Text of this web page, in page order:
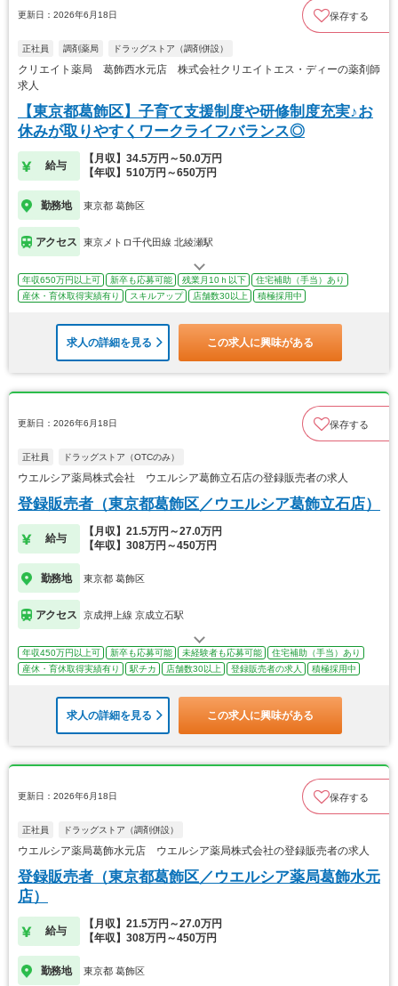
更新日：2026年6月18日 保存する
正社員 調剤薬局 ドラッグストア（調剤併設）
クリエイト薬局 葛飾西水元店 株式会社クリエイトエス・ディーの薬剤師
求人
【東京都葛飾区】子育て支援制度や研修制度充実♪お
休みが取りやすくワークライフバランス◎
給与
【月収】34.5万円～50.0万円
【年収】510万円～650万円
勤務地 東京都 葛飾区
アクセス 東京メトロ千代田線 北綾瀬駅
年収650万円以上可 新卒も応募可能 残業月10ｈ以下
住宅補助（手当）あり
産休・育休取得実績有り
スキルアップ 店舗数30以上 積極採用中
求人の詳細を見る この求人に興味がある
更新日：2026年6月18日 保存する
正社員 ドラッグストア（OTCのみ）
ウエルシア薬局株式会社 ウエルシア葛飾立石店の登録販売者の求人
登録販売者（東京都葛飾区／ウエルシア葛飾立石店）
給与
【月収】21.5万円～27.0万円
【年収】308万円～450万円
勤務地 東京都 葛飾区
アクセス 京成押上線 京成立石駅
年収450万円以上可 新卒も応募可能 未経験者も応募可能
住宅補助（手当）あり
産休・育休取得実績有り
駅チカ 店舗数30以上 登録販売者の求人 積極採用中
求人の詳細を見る この求人に興味がある
更新日：2026年6月18日 保存する
正社員 ドラッグストア（調剤併設）
ウエルシア薬局葛飾水元店 ウエルシア薬局株式会社の登録販売者の求人
登録販売者（東京都葛飾区／ウエルシア薬局葛飾水元
店）
給与
【月収】21.5万円～27.0万円
【年収】308万円～450万円
勤務地 東京都 葛飾区